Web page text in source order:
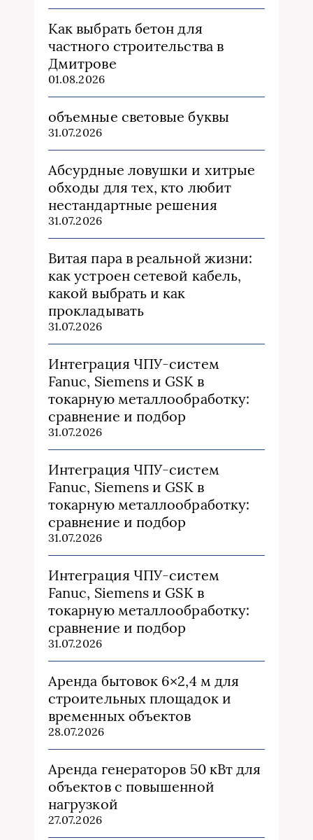
Как выбрать бетон для
частного строительства в
Дмитрове
01.08.2026
объемные световые буквы
31.07.2026
Абсурдные ловушки и хитрые
обходы для тех, кто любит
нестандартные решения
31.07.2026
Витая пара в реальной жизни:
как устроен сетевой кабель,
какой выбрать и как
прокладывать
31.07.2026
Интеграция ЧПУ-систем
Fanuc, Siemens и GSK в
токарную металлообработку:
сравнение и подбор
31.07.2026
Интеграция ЧПУ-систем
Fanuc, Siemens и GSK в
токарную металлообработку:
сравнение и подбор
31.07.2026
Интеграция ЧПУ-систем
Fanuc, Siemens и GSK в
токарную металлообработку:
сравнение и подбор
31.07.2026
Аренда бытовок 6×2,4 м для
строительных площадок и
временных объектов
28.07.2026
Аренда генераторов 50 кВт для
объектов с повышенной
нагрузкой
27.07.2026